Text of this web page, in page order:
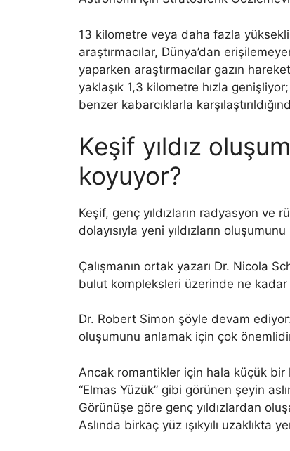
13 kilometre veya daha fazla
araştırmacılar, Dünya’dan
yaparken araştırmacılar gazın
yaklaşık 1,3 kilometre hızla
benzer kabarcıklarla
Keşif yıldız
koyuyor?
Keşif, genç yıldızların radyasyon ve
dolayısıyla yeni yıldızların
Çalışmanın ortak yazarı Dr. Nicola
bulut kompleksleri üzerinde ne
Dr. Robert Simon şöyle devam
oluşumunu anlamak için çok
Ancak romantikler için hala küçük bir
“Elmas Yüzük” gibi görünen şeyin
Görünüşe göre genç yıldızlardan
Aslında birkaç yüz ışıkyılı uzaklıkta